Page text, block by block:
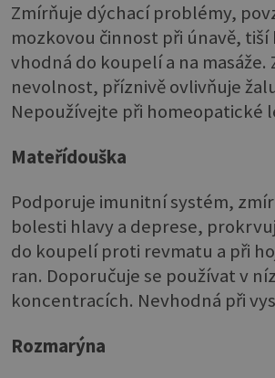
Zmírňuje dýchací problémy,
mozkovou činnost při únavě, tiší
vhodná do koupelí a na masáže.
nevolnost, příznivě ovlivňuje
Nepoužívejte při homeopatické
Mateřídouška
Podporuje imunitní systém,
bolesti hlavy a deprese,
do koupelí proti revmatu a při
ran. Doporučuje se používat v
koncentracích. Nevhodná při
Rozmarýna